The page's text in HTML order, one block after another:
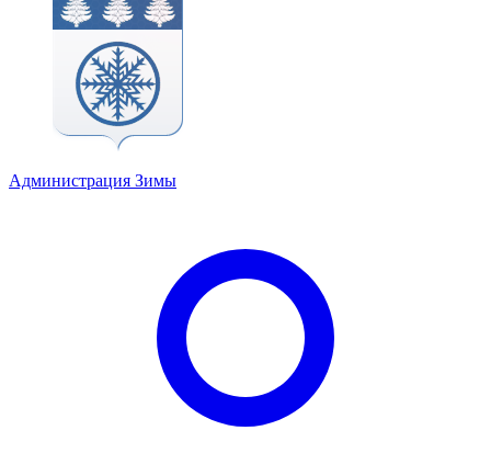
Администрация Зимы